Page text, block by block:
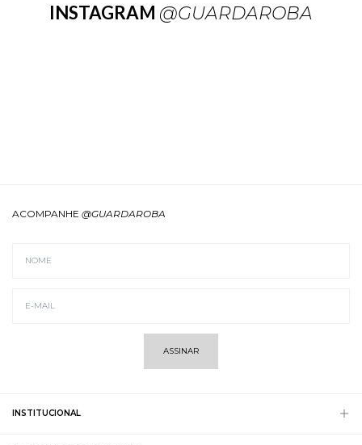
INSTAGRAM @GUARDAROBA
ACOMPANHE @GUARDAROBA
ASSINAR
INSTITUCIONAL